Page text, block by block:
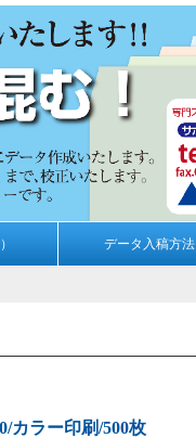
データ入稿方法
カラー印刷/500枚